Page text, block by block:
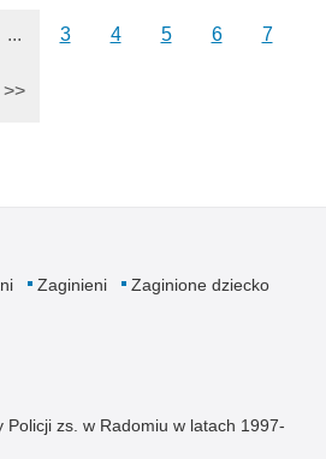
... 3 4 5 6 7
>>
Zaginieni
Zaginione dziecko
Policji zs. w Radomiu w latach 1997-